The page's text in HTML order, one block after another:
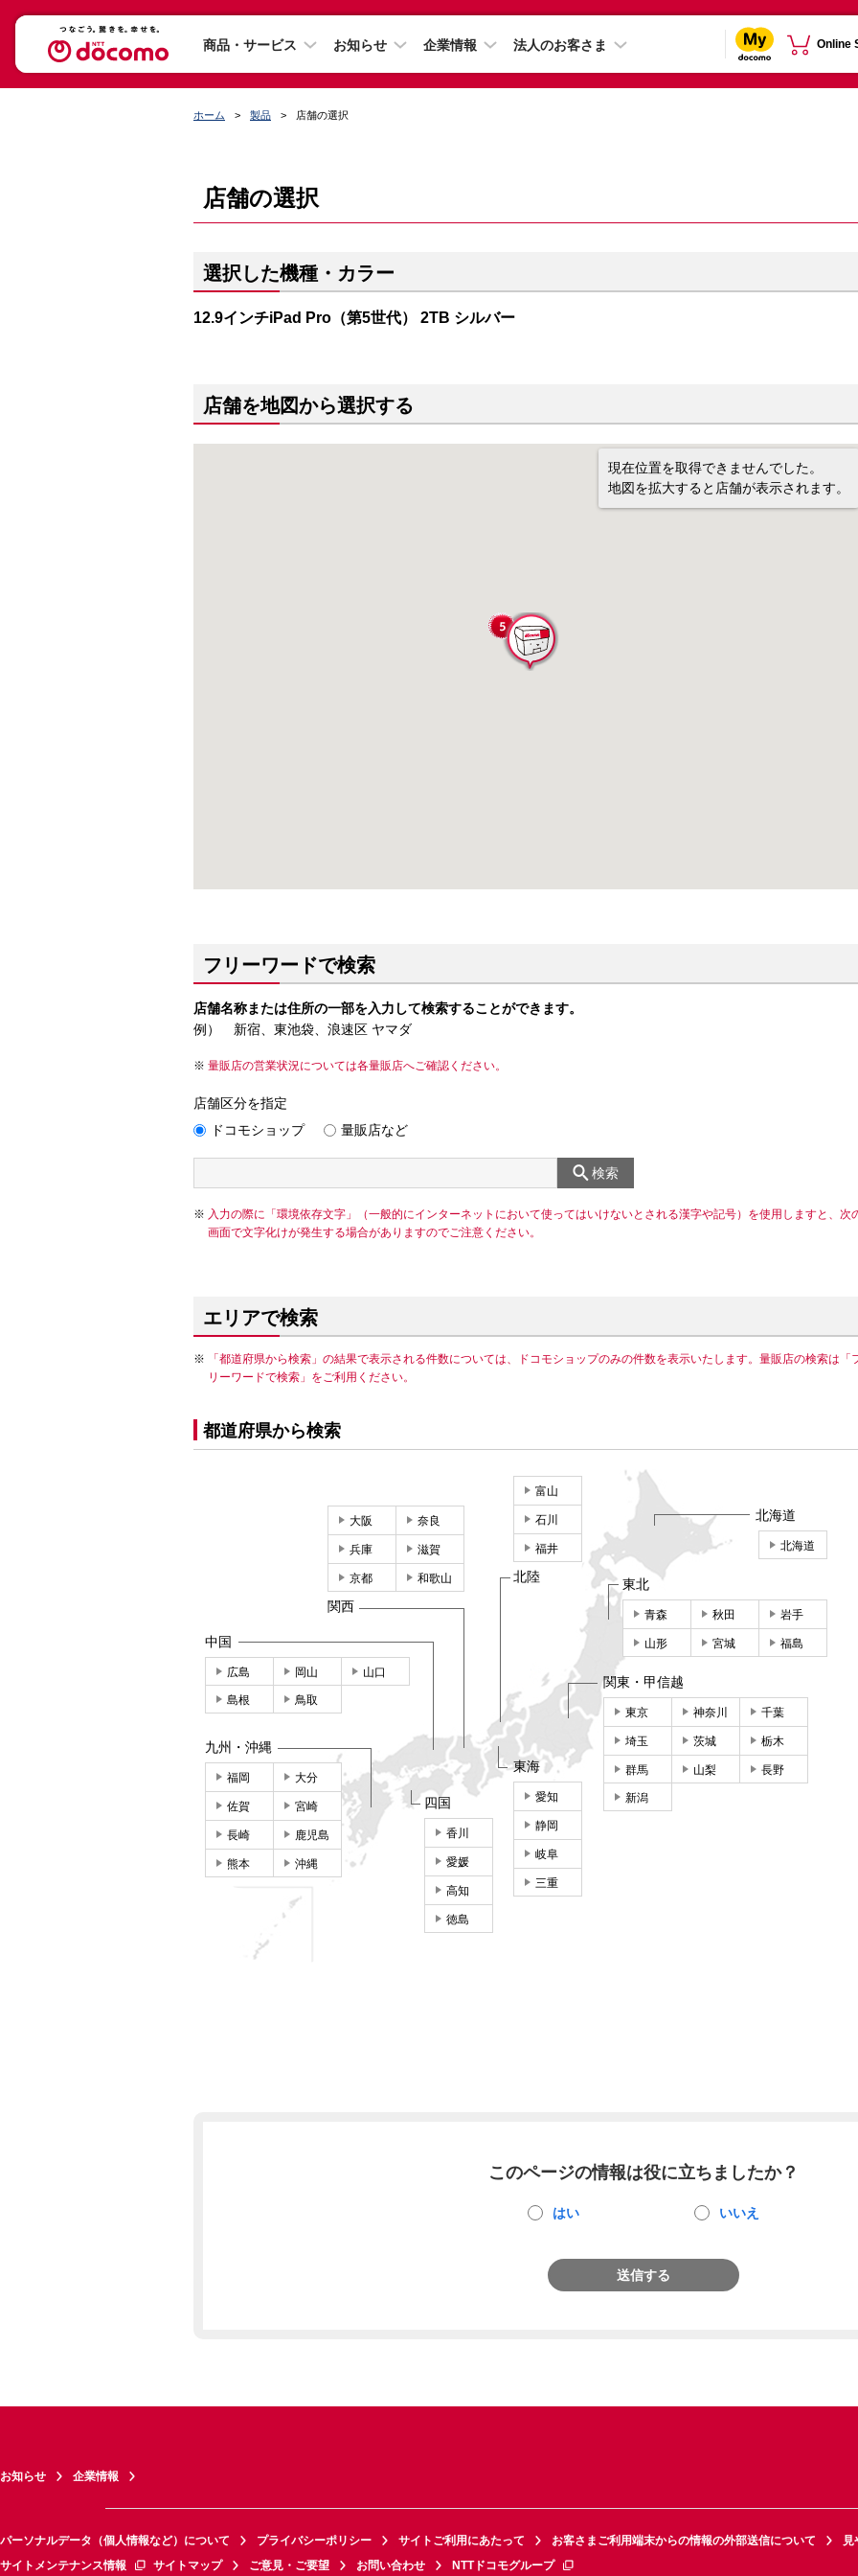
商品・サービス お知らせ 企業情報 法人のお客さま Online
ホーム 製品 店舗の選択
店舗の選択
選択した機種・カラー
12.9インチiPad Pro（第5世代） 2TB シルバー
店舗を地図から選択する
現在位置を取得できませんでした。
地図を拡大すると店舗が表示されます。
フリーワードで検索
店舗名称または住所の一部を入力して検索することができます。
例） 新宿、東池袋、浪速区 ヤマダ
量販店の営業状況については各量販店へご確認ください。
店舗区分を指定
ドコモショップ
量販店など
検索
入力の際に「環境依存文字」（一般的にインターネットにおいて使ってはいけないとされる漢字や記号）を使用しますと、次
画面で文字化けが発生する場合がありますのでご注意ください。
エリアで検索
「都道府県から検索」の結果で表示される件数については、ドコモショップのみの件数を表示いたします。量販店の検索は「
リーワードで検索」をご利用ください。
都道府県から検索
北海道
北海道
東北
青森 秋田 岩手
山形 宮城 福島
関東・甲信越
東京 神奈川 千葉
埼玉 茨城 栃木
群馬 山梨 長野
新潟
東海
愛知
静岡
岐阜
三重
富山
石川
福井
北陸
大阪 奈良
兵庫 滋賀
京都 和歌山
関西
中国
広島 岡山 山口
島根 鳥取
四国
香川
愛媛
高知
徳島
九州・沖縄
福岡 大分
佐賀 宮崎
長崎 鹿児島
熊本 沖縄
このページの情報は役に立ちましたか？
はい いいえ
送信する
お知らせ 企業情報
パーソナルデータ（個人情報など）について プライバシーポリシー サイトご利用にあたって お客さまご利用端末からの情報の外部送信について
見
サイトメンテナンス情報
サイトマップ ご意見・ご要望 お問い合わせ NTTドコモグループ